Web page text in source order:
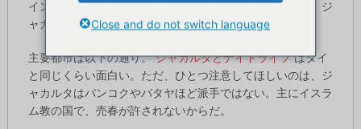
インドネシアはアジアの休暇のもう一つの目的地であり、ジ
ャカルタにはセックスを見つける場所がたくさんある。
主要都市は以下の通り。ジャカルタとナイトライフはタイ
と同じくらい面白い。ただ、ひとつ注意してほしいのは、ジ
ャカルタはバンコクやパタヤほど派手ではない。主にイスラ
ム教の国で、売春が許されないからだ。
Close and do not switch language